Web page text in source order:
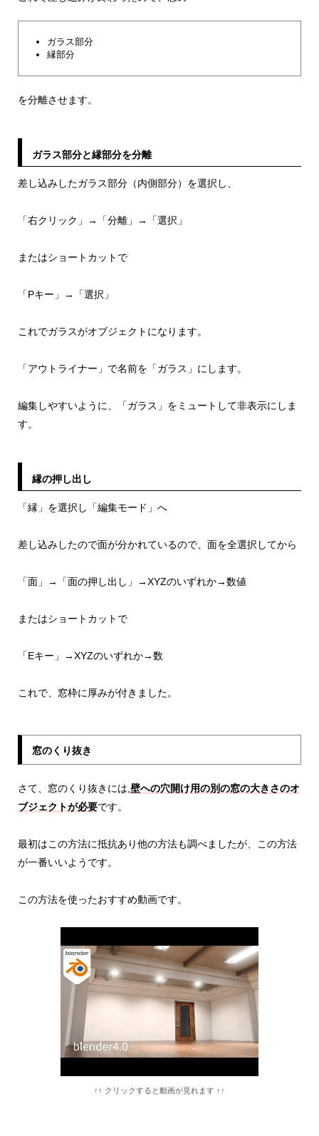
ガラス部分
縁部分
を分離させます。
ガラス部分と縁部分を分離
差し込みしたガラス部分（内側部分）を選択し、
「右クリック」→「分離」→「選択」
またはショートカットで
「Pキー」→「選択」
これでガラスがオブジェクトになります。
「アウトライナー」で名前を「ガラス」にします。
編集しやすいように、「ガラス」をミュートして非表示にしま
す。
縁の押し出し
「縁」を選択し「編集モード」へ
差し込みしたので面が分かれているので、面を全選択してから
「面」→「面の押し出し」→XYZのいずれか→数値
またはショートカットで
「Eキー」→XYZのいずれか→数
これで、窓枠に厚みが付きました。
窓のくり抜き
さて、窓のくり抜きには, 壁への穴開け用の別の窓の大きさのオ
ブジェクトが必要です。
最初はこの方法に抵抗あり他の方法も調べましたが、この方法
が一番いいようです。
この方法を使ったおすすめ動画です。
↑↑ クリックすると動画が見れます ↑↑